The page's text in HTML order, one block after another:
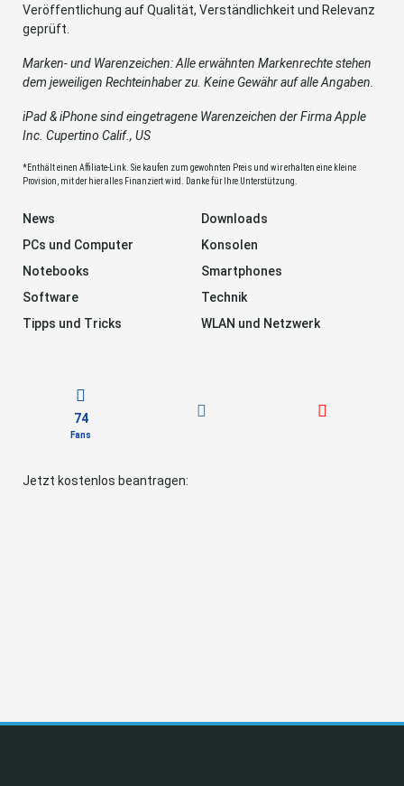
Veröffentlichung auf Qualität, Verständlichkeit und Relevanz
geprüft.
Marken- und Warenzeichen: Alle erwähnten Markenrechte stehen
dem jeweiligen Rechteinhaber zu. Keine Gewähr auf alle Angaben.
iPad & iPhone sind eingetragene Warenzeichen der Firma Apple
Inc. Cupertino Calif., US
*Enthält einen Affiliate-Link. Sie kaufen zum gewohnten Preis und wir erhalten eine kleine
Provision, mit der hier alles Finanziert wird. Danke für Ihre Unterstützung.
News
Downloads
PCs und Computer
Konsolen
Notebooks
Smartphones
Software
Technik
Tipps und Tricks
WLAN und Netzwerk
74
Fans
Jetzt kostenlos beantragen: